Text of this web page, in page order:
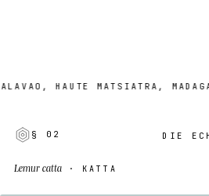
HAUTE MATSIATRA, MADAGASCAR
§ 02 DIE
Lemur catta · KATTA